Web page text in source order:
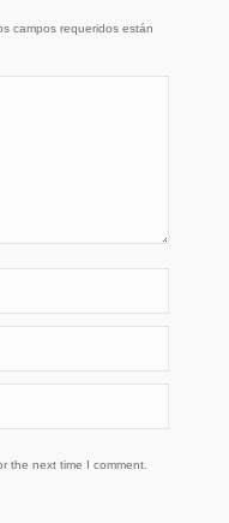
campos requeridos están
the next time I comment.